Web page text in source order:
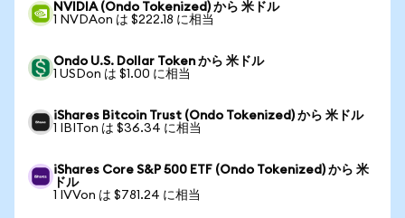
NVIDIA (Ondo Tokenized) から 米ドル
1 NVDAon は $222.18 に相当
Ondo U.S. Dollar Token から 米ドル
1 USDon は $1.00 に相当
iShares Bitcoin Trust (Ondo Tokenized) から 米ドル
1 IBITon は $36.34 に相当
iShares Core S&P 500 ETF (Ondo Tokenized) から 米
ドル
1 IVVon は $781.24 に相当